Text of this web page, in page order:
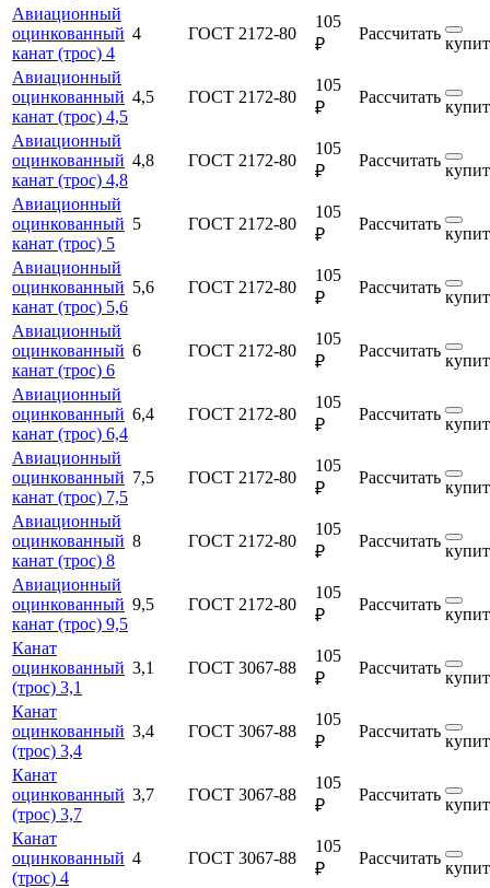
Авиационный
оцинкованный
канат (трос) 4
4 ГОСТ 2172-80
105
₽
Рассчитать
Авиационный
оцинкованный
канат (трос) 4,5
4,5 ГОСТ 2172-80
105
₽
Рассчитать
Авиационный
оцинкованный
канат (трос) 4,8
4,8 ГОСТ 2172-80
105
₽
Рассчитать
Авиационный
оцинкованный
канат (трос) 5
5 ГОСТ 2172-80
105
₽
Рассчитать
Авиационный
оцинкованный
канат (трос) 5,6
5,6 ГОСТ 2172-80
105
₽
Рассчитать
Авиационный
оцинкованный
канат (трос) 6
6 ГОСТ 2172-80
105
₽
Рассчитать
Авиационный
оцинкованный
канат (трос) 6,4
6,4 ГОСТ 2172-80
105
₽
Рассчитать
Авиационный
оцинкованный
канат (трос) 7,5
7,5 ГОСТ 2172-80
105
₽
Рассчитать
Авиационный
оцинкованный
канат (трос) 8
8 ГОСТ 2172-80
105
₽
Рассчитать
Авиационный
оцинкованный
канат (трос) 9,5
9,5 ГОСТ 2172-80
105
₽
Рассчитать
Канат
оцинкованный
(трос) 3,1
3,1 ГОСТ 3067-88
105
₽
Рассчитать
Канат
оцинкованный
(трос) 3,4
3,4 ГОСТ 3067-88
105
₽
Рассчитать
Канат
оцинкованный
(трос) 3,7
3,7 ГОСТ 3067-88
105
₽
Рассчитать
Канат
оцинкованный
(трос) 4
4 ГОСТ 3067-88
105
₽
Рассчитать